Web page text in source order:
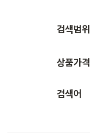
검색범위
상품가격
검색어